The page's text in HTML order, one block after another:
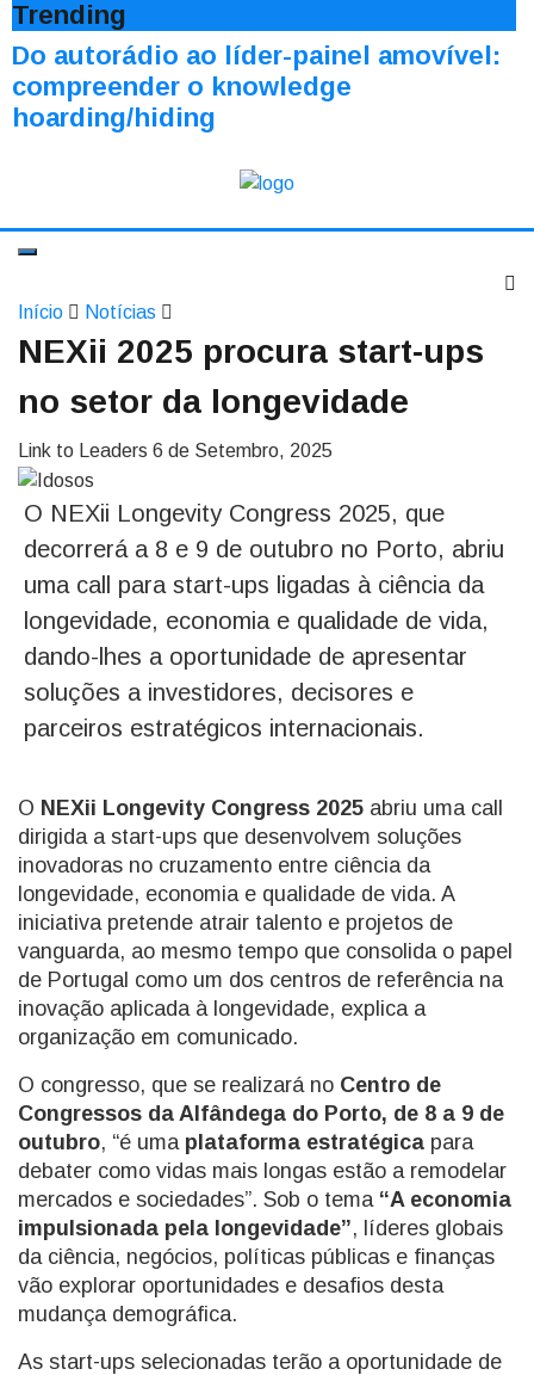
Trending
Do autorádio ao líder-painel amovível:
compreender o knowledge
hoarding/hiding
Início Notícias
NEXii 2025 procura start-ups
no setor da longevidade
Link to Leaders 6 de Setembro, 2025
O NEXii Longevity Congress 2025, que
decorrerá a 8 e 9 de outubro no Porto, abriu
uma call para start-ups ligadas à ciência da
longevidade, economia e qualidade de vida,
dando-lhes a oportunidade de apresentar
soluções a investidores, decisores e
parceiros estratégicos internacionais.
O NEXii Longevity Congress 2025 abriu uma call
dirigida a start-ups que desenvolvem soluções
inovadoras no cruzamento entre ciência da
longevidade, economia e qualidade de vida. A
iniciativa pretende atrair talento e projetos de
vanguarda, ao mesmo tempo que consolida o papel
de Portugal como um dos centros de referência na
inovação aplicada à longevidade, explica a
organização em comunicado.
O congresso, que se realizará no Centro de
Congressos da Alfândega do Porto, de 8 a 9 de
outubro, “é uma plataforma estratégica para
debater como vidas mais longas estão a remodelar
mercados e sociedades”. Sob o tema “A economia
impulsionada pela longevidade”, líderes globais
da ciência, negócios, políticas públicas e finanças
vão explorar oportunidades e desafios desta
mudança demográfica.
As start-ups selecionadas terão a oportunidade de